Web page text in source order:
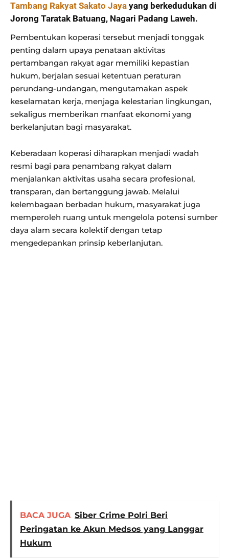
Tambang Rakyat Sakato Jaya yang berkedudukan di
Jorong Taratak Batuang, Nagari Padang Laweh.
Pembentukan koperasi tersebut menjadi tonggak
penting dalam upaya penataan aktivitas
pertambangan rakyat agar memiliki kepastian
hukum, berjalan sesuai ketentuan peraturan
perundang-undangan, mengutamakan aspek
keselamatan kerja, menjaga kelestarian lingkungan,
sekaligus memberikan manfaat ekonomi yang
berkelanjutan bagi masyarakat.
Keberadaan koperasi diharapkan menjadi wadah
resmi bagi para penambang rakyat dalam
menjalankan aktivitas usaha secara profesional,
transparan, dan bertanggung jawab. Melalui
kelembagaan berbadan hukum, masyarakat juga
memperoleh ruang untuk mengelola potensi sumber
daya alam secara kolektif dengan tetap
mengedepankan prinsip keberlanjutan.
BACA JUGA Siber Crime Polri Beri
Peringatan ke Akun Medsos yang Langgar
Hukum